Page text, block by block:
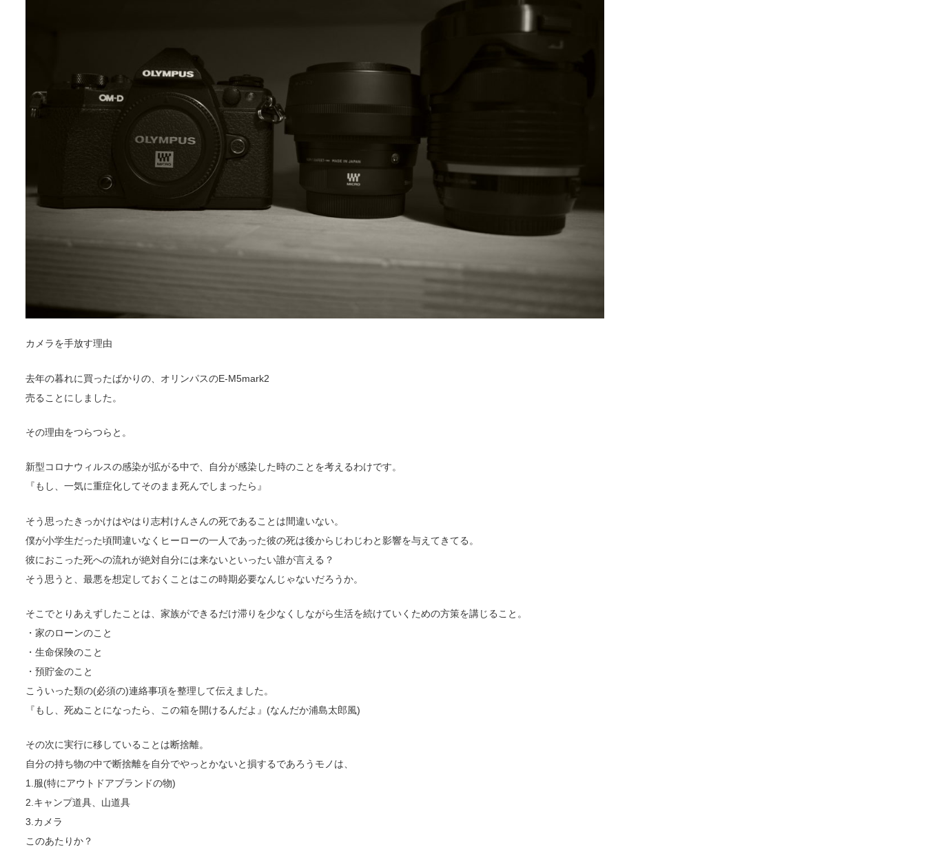
カメラを手放す理由
去年の暮れに買ったばかりの、オリンパスのE-M5mark2
売ることにしました。
その理由をつらつらと。
新型コロナウィルスの感染が拡がる中で、自分が感染した時のことを考えるわけです。
『もし、一気に重症化してそのまま死んでしまったら』
そう思ったきっかけはやはり志村けんさんの死であることは間違いない。
僕が小学生だった頃間違いなくヒーローの一人であった彼の死は後からじわじわと影響を与えてきてる。
彼におこった死への流れが絶対自分には来ないといったい誰が言える？
そう思うと、最悪を想定しておくことはこの時期必要なんじゃないだろうか。
そこでとりあえずしたことは、家族ができるだけ滞りを少なくしながら生活を続けていくための方策を講じること。
・家のローンのこと
・生命保険のこと
・預貯金のこと
こういった類の(必須の)連絡事項を整理して伝えました。
『もし、死ぬことになったら、この箱を開けるんだよ』(なんだか浦島太郎風)
その次に実行に移していることは断捨離。
自分の持ち物の中で断捨離を自分でやっとかないと損するであろうモノは、
1.服(特にアウトドアブランドの物)
2.キャンプ道具、山道具
3.カメラ
このあたりか？